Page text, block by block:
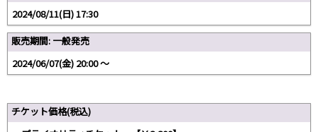
2024/08/11(日) 17:30
販売期間: 一般発売
2024/06/07(金) 20:00 〜
チケット価格(税込)